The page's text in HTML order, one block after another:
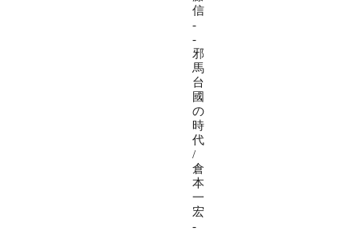
信
-
-
邪
馬
台
國
の
時
代
/
倉
本
一
宏
-